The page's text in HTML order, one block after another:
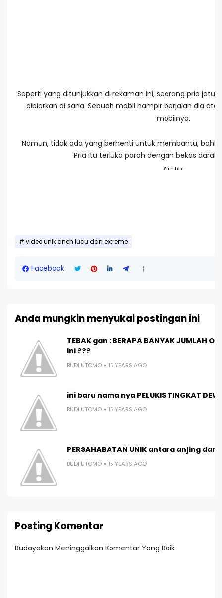
Seperti yang ditunjukkan di rekaman ini, seorang pria
dibiarkan di sana. Sebuah mobil hampir berjalan dia
mobilnya.
Namun, tidak ada yang berhenti untuk membantu,
Pria itu terluka parah dengan bekas darah
Sumber
video unik aneh lucu dan extreme
Facebook
Anda mungkin menyukai postingan ini
TEBAK gan : BERAPA BANYAK JUMLAH
ini ???
BUDI UTOMO 15 YEARS AGO
ini baru nama nya PELUKIS TINGKAT
BUDI UTOMO 15 YEARS AGO
PERSAHABATAN UNIK antara anjing
BUDI UTOMO 15 YEARS AGO
Posting Komentar
Budayakan Meninggalkan Komentar Yang Baik